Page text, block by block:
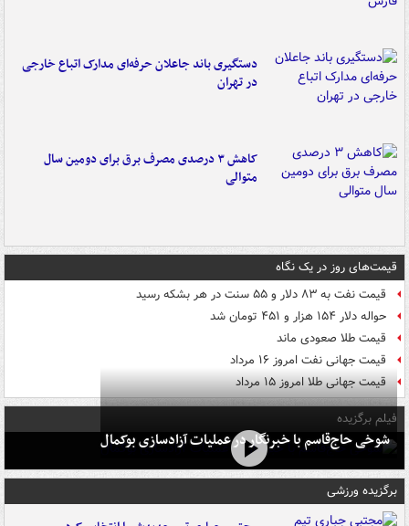
دستگیری باند جاعلان حرفه‌ای مدارک اتباع خارجی
در تهران
کاهش ۳ درصدی مصرف برق برای دومین سال
متوالی
قیمت‌های روز در یک نگاه
قیمت نفت به ۸۳ دلار و ۵۵ سنت در هر بشکه رسید
حواله دلار ۱۵۴ هزار و ۴۵۱ تومان شد
قیمت طلا صعودی ماند
قیمت جهانی نفت امروز ۱۶ مرداد
قیمت جهانی طلا امروز ۱۵ مرداد
فیلم برگزیده
شوخی حاج‌قاسم با خبرنگار در عملیات آزادسازی بوکمال
برگزیده ورزشی